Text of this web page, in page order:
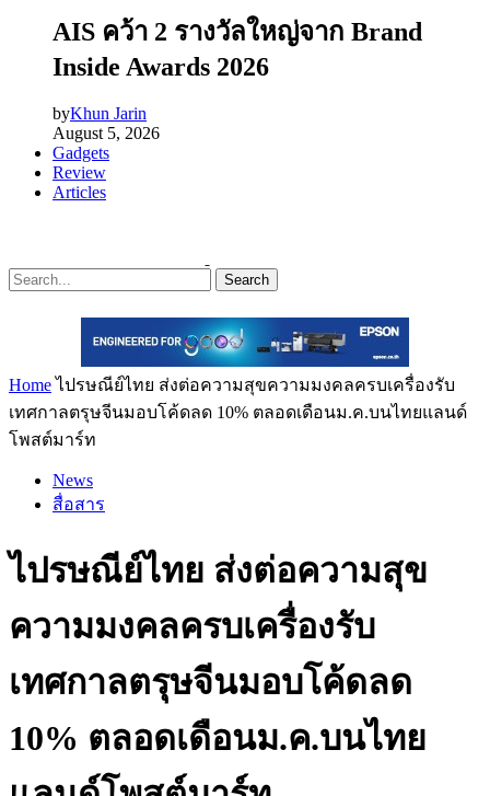
AIS คว้า 2 รางวัลใหญ่จาก Brand
Inside Awards 2026
byKhun Jarin
August 5, 2026
Gadgets
Review
Articles
Search
Home ไปรษณีย์ไทย ส่งต่อความสุขความมงคลครบเครื่องรับ
เทศกาลตรุษจีนมอบโค้ดลด 10% ตลอดเดือนม.ค.บนไทยแลนด์
โพสต์มาร์ท
News
สื่อสาร
ไปรษณีย์ไทย ส่งต่อความสุข
ความมงคลครบเครื่องรับ
เทศกาลตรุษจีนมอบโค้ดลด
10% ตลอดเดือนม.ค.บนไทย